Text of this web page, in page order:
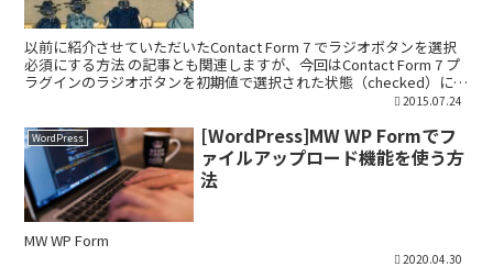
以前に紹介させていただいたContact Form 7 でラジオボタンを選択
必須にする方法 の記事とも関連しますが、今回はContact Form 7 プ
ラグインのラジオボタンを初期値で選択された状態（checked）にす
2015.07.24
WordPress
[WordPress]MW WP Formでフ
ァイルアップロード機能を使う方
法
MW WP Form
2020.04.30